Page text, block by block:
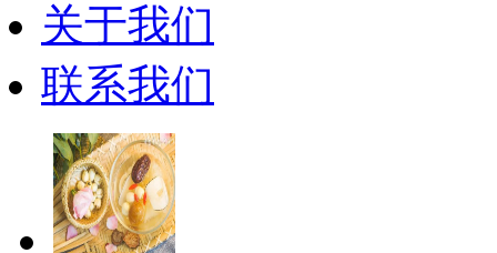
关于我们
联系我们